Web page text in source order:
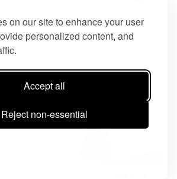
on our site to enhance your user
personalized content, and
Accept all
Reject non-essential